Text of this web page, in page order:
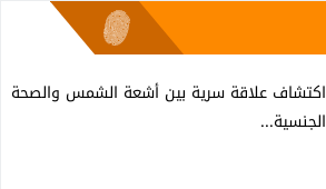
اكتشاف علاقة سرية بين أشعة الشمس والصحة
الجنسية...